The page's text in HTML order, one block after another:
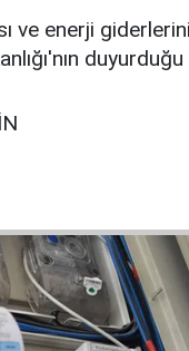
ve enerji
duyurduğu